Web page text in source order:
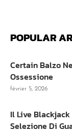
POPULAR
Certain Balzo
Ossessione
février 5, 2026
Il Live
Selezione Di